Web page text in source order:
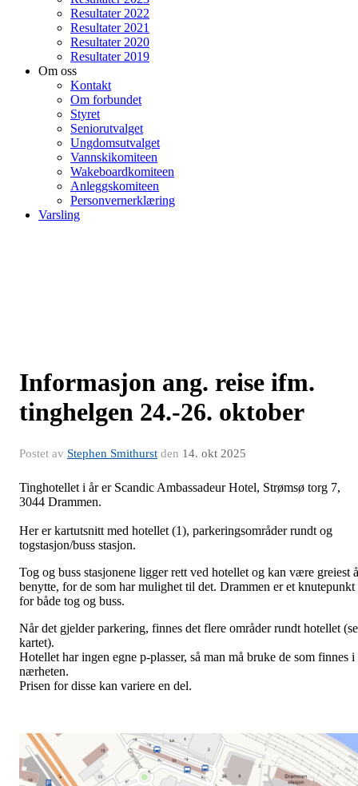
Resultater 2022
Resultater 2021
Resultater 2020
Resultater 2019
Om oss
Kontakt
Om forbundet
Styret
Seniorutvalget
Ungdomsutvalget
Vannskikomiteen
Wakeboardkomiteen
Anleggskomiteen
Personvernerklæring
Varsling
Informasjon ang. reise ifm.
tinghelgen 24.-26. oktober
Postet av Stephen Smithurst den 14. okt 2025
Tinghotellet i år er Scandic Ambassadeur Hotel, Strømsø torg 7,
3044 Drammen.
Her er kartutsnitt med hotellet (1), parkeringsområder rundt og
togstasjon/buss stasjon.
Tog og buss stasjonene ligger rett ved hotellet og kan være greiest å
benytte, for de som har mulighet til det. Drammen er et knutepunkt
for både tog og buss.
Når det gjelder parkering, finnes det flere områder rundt hotellet (se
kartet).
Hotellet har ingen egne p-plasser, så man må bruke de som finnes i
nærheten.
Prisen for disse kan variere en del.